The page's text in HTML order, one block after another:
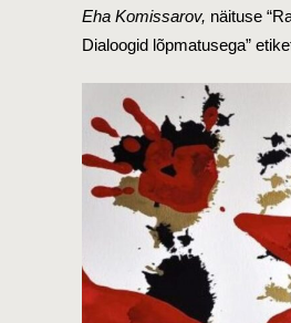
Eha Komissarov, näituse
Dialoogid lõpmatusega”